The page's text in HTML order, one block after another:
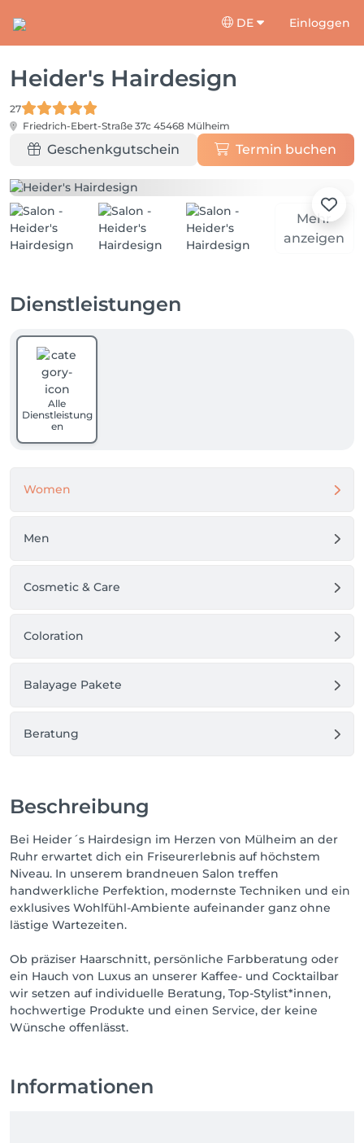
DE Einloggen
Heider's Hairdesign
27
Friedrich-Ebert-Straße 37c 45468 Mülheim
Geschenkgutschein Termin buchen
Mehr
anzeigen
Dienstleistungen
Alle
Dienstleistung
en
Women
Men
Cosmetic & Care
Coloration
Balayage Pakete
Beratung
Beschreibung
Bei Heider´s Hairdesign im Herzen von Mülheim an der
Ruhr erwartet dich ein Friseurerlebnis auf höchstem
Niveau. In unserem brandneuen Salon treffen
handwerkliche Perfektion, modernste Techniken und ein
exklusives Wohlfühl-Ambiente aufeinander ganz ohne
lästige Wartezeiten.
Ob präziser Haarschnitt, persönliche Farbberatung oder
ein Hauch von Luxus an unserer Kaffee- und Cocktailbar
wir setzen auf individuelle Beratung, Top-Stylist*innen,
hochwertige Produkte und einen Service, der keine
Wünsche offenlässt.
Informationen